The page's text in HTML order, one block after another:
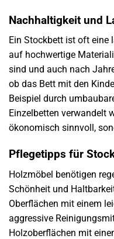
Nachhaltigkeit und
Ein Stockbett ist oft
auf hochwertige
sind und auch nach
ob das Bett mit den
Beispiel durch
Einzelbetten verwandelt
ökonomisch sinnvoll,
Pflegetipps für
Holzmöbel benötigen
Schönheit und
Oberflächen mit einem
aggressive
Holzoberflächen mit